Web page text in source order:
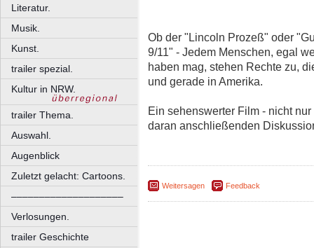
Literatur.
Musik.
Kunst.
trailer spezial.
Kultur in NRW.
trailer Thema.
Auswahl.
Augenblick
Zuletzt gelacht: Cartoons.
––––––––––––––––––––
Verlosungen.
trailer Geschichte
Ob der "Lincoln Prozeß" oder
9/11" - Jedem Menschen, egal
haben mag, stehen Rechte zu,
und gerade in Amerika.
Ein sehenswerter Film - nicht
daran anschließenden
Weitersagen Feedback